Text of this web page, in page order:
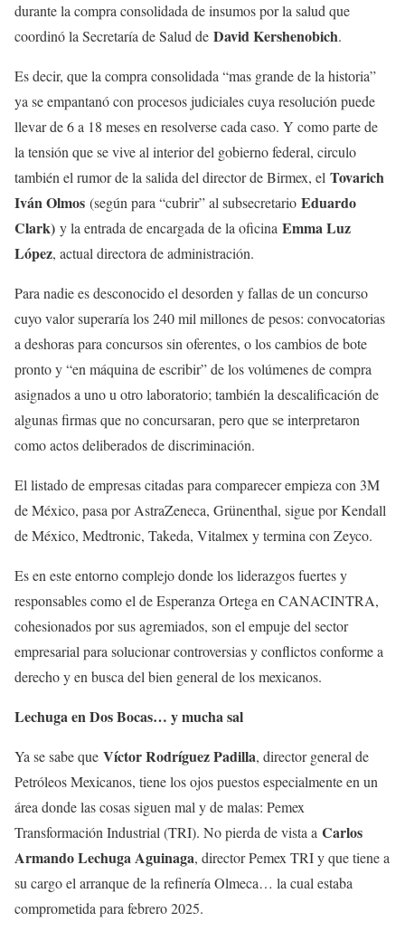
durante la compra consolidada de insumos por la salud que
coordinó la Secretaría de Salud de David Kershenobich.
Es decir, que la compra consolidada “mas grande de la historia”
ya se empantanó con procesos judiciales cuya resolución puede
llevar de 6 a 18 meses en resolverse cada caso. Y como parte de
la tensión que se vive al interior del gobierno federal, circulo
también el rumor de la salida del director de Birmex, el Tovarich
Iván Olmos (según para “cubrir” al subsecretario Eduardo
Clark) y la entrada de encargada de la oficina Emma Luz
López, actual directora de administración.
Para nadie es desconocido el desorden y fallas de un concurso
cuyo valor superaría los 240 mil millones de pesos: convocatorias
a deshoras para concursos sin oferentes, o los cambios de bote
pronto y “en máquina de escribir” de los volúmenes de compra
asignados a uno u otro laboratorio; también la descalificación de
algunas firmas que no concursaran, pero que se interpretaron
como actos deliberados de discriminación.
El listado de empresas citadas para comparecer empieza con 3M
de México, pasa por AstraZeneca, Grünenthal, sigue por Kendall
de México, Medtronic, Takeda, Vitalmex y termina con Zeyco.
Es en este entorno complejo donde los liderazgos fuertes y
responsables como el de Esperanza Ortega en CANACINTRA,
cohesionados por sus agremiados, son el empuje del sector
empresarial para solucionar controversias y conflictos conforme a
derecho y en busca del bien general de los mexicanos.
Lechuga en Dos Bocas… y mucha sal
Ya se sabe que Víctor Rodríguez Padilla, director general de
Petróleos Mexicanos, tiene los ojos puestos especialmente en un
área donde las cosas siguen mal y de malas: Pemex
Transformación Industrial (TRI). No pierda de vista a Carlos
Armando Lechuga Aguinaga, director Pemex TRI y que tiene a
su cargo el arranque de la refinería Olmeca… la cual estaba
comprometida para febrero 2025.